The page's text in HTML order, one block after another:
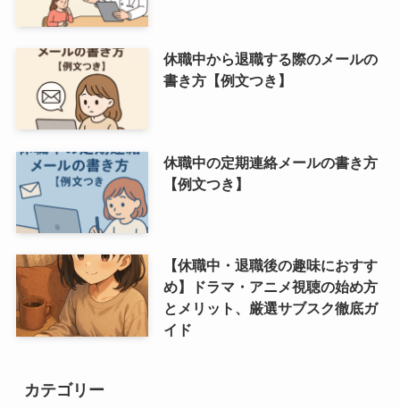
休職中から退職する際のメールの
書き方【例文つき】
休職中の定期連絡メールの書き方
【例文つき】
【休職中・退職後の趣味におすす
め】ドラマ・アニメ視聴の始め方
とメリット、厳選サブスク徹底ガ
イド
カテゴリー